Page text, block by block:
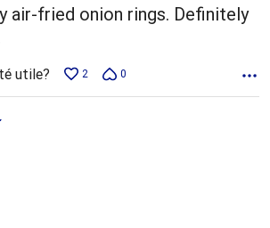
air-fried onion rings. Definitely
utile? 2 0